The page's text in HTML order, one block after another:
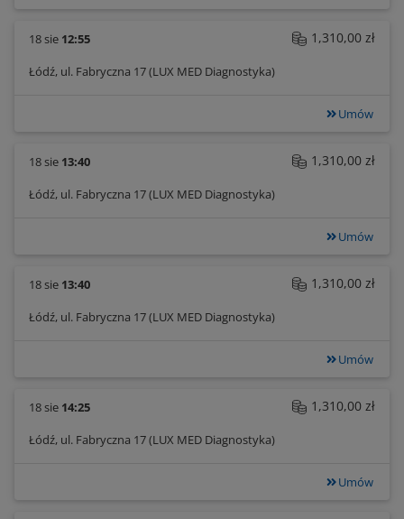
18 sie 12:55
Łódź, ul. Fabryczna 17 (LUX MED Diagnostyka)
1,310,00 zł
Umów
18 sie 13:40
Łódź, ul. Fabryczna 17 (LUX MED Diagnostyka)
1,310,00 zł
Umów
18 sie 13:40
Łódź, ul. Fabryczna 17 (LUX MED Diagnostyka)
1,310,00 zł
Umów
18 sie 14:25
Łódź, ul. Fabryczna 17 (LUX MED Diagnostyka)
1,310,00 zł
Umów